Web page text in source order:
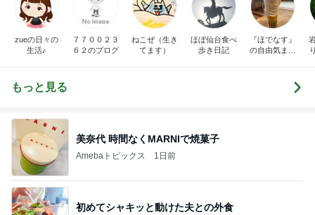
zueの日々の
生活♪
７７００２３
６２のブログ
ねこぜ（生き
てます）
ほぼ仙台食べ
歩き日記
『ほでなす』
の自由気まま
もっと見る
美奈代 時間なくMARNIで焼菓子
Amebaトピックス 1日前
初めてシャキッと動けた夫との外食